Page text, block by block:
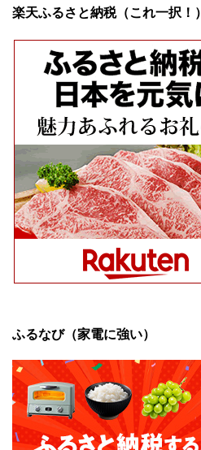
楽天ふるさと納税（これ一択！）
ふるなび（家電に強い）